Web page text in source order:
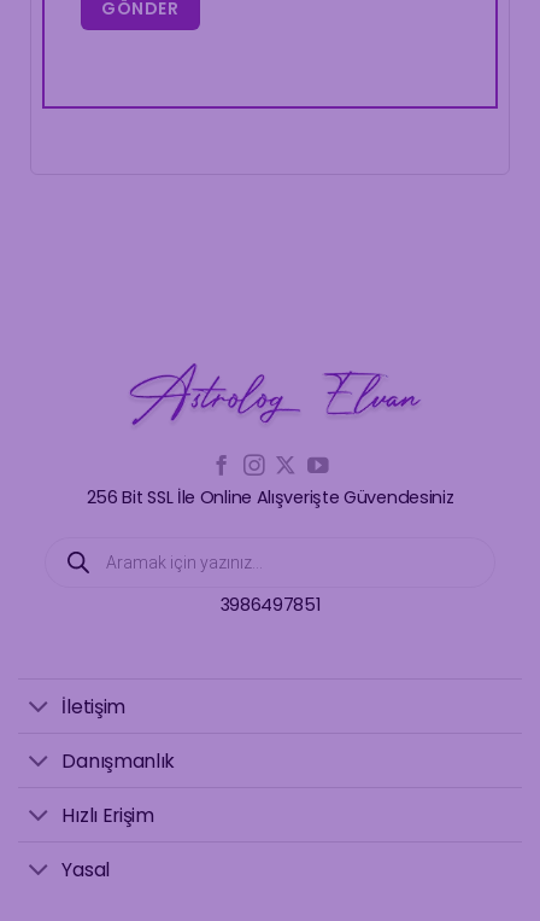
256 Bit SSL İle Online Alışverişte Güvendesiniz
search
3986497851
İletişim
Danışmanlık
Hızlı Erişim
Yasal